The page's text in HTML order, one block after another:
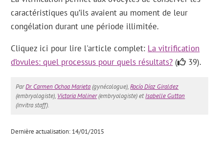
caractéristiques qu’ils avaient au moment de leur
congélation durant une période illimitée.
Cliquez ici pour lire l'article complet: La vitrification
d’ovules: quel processus pour quels résultats? ( 39).
ParDr. Carmen Ochoa Marieta(gynécologue),Rocío Díaz Giraldez
(embryologiste), Victoria Moliner(embryologiste) etIsabelle Gutton
(invitra staff).
Dernière actualisation: 14/01/2015